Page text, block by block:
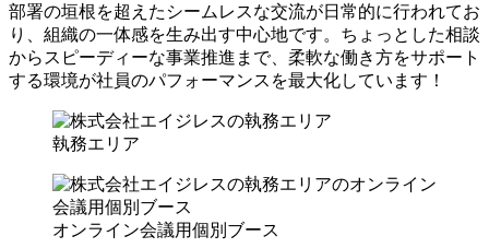
部署の垣根を超えたシームレスな交流が日常的に行われてお
り、組織の一体感を生み出す中心地です。ちょっとした相談
からスピーディーな事業推進まで、柔軟な働き方をサポート
する環境が社員のパフォーマンスを最大化しています！
執務エリア
オンライン会議用個別ブース